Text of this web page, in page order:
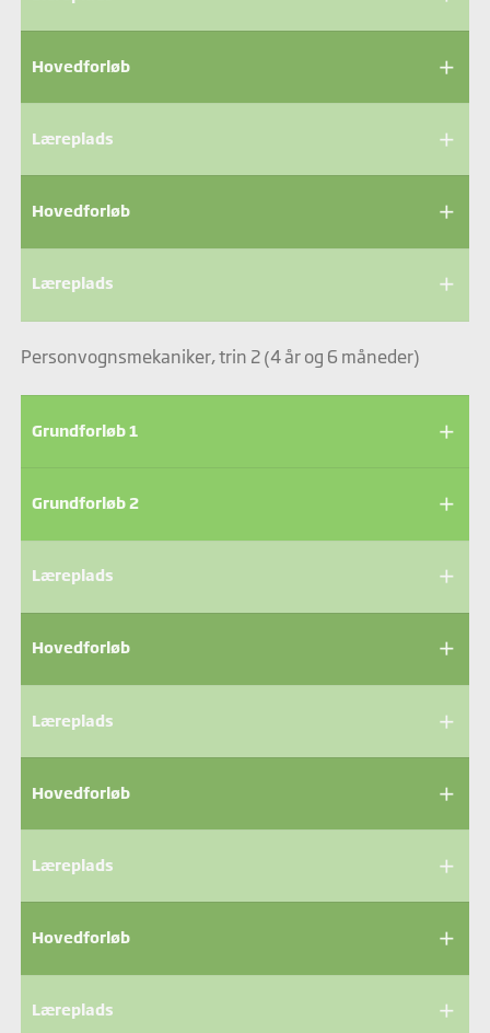
add
Hovedforløb
add
Læreplads
add
Hovedforløb
add
Læreplads
Personvognsmekaniker, trin 2 (4 år og 6 måneder)
add
Grundforløb 1
add
Grundforløb 2
add
Læreplads
add
Hovedforløb
add
Læreplads
add
Hovedforløb
add
Læreplads
add
Hovedforløb
add
Læreplads